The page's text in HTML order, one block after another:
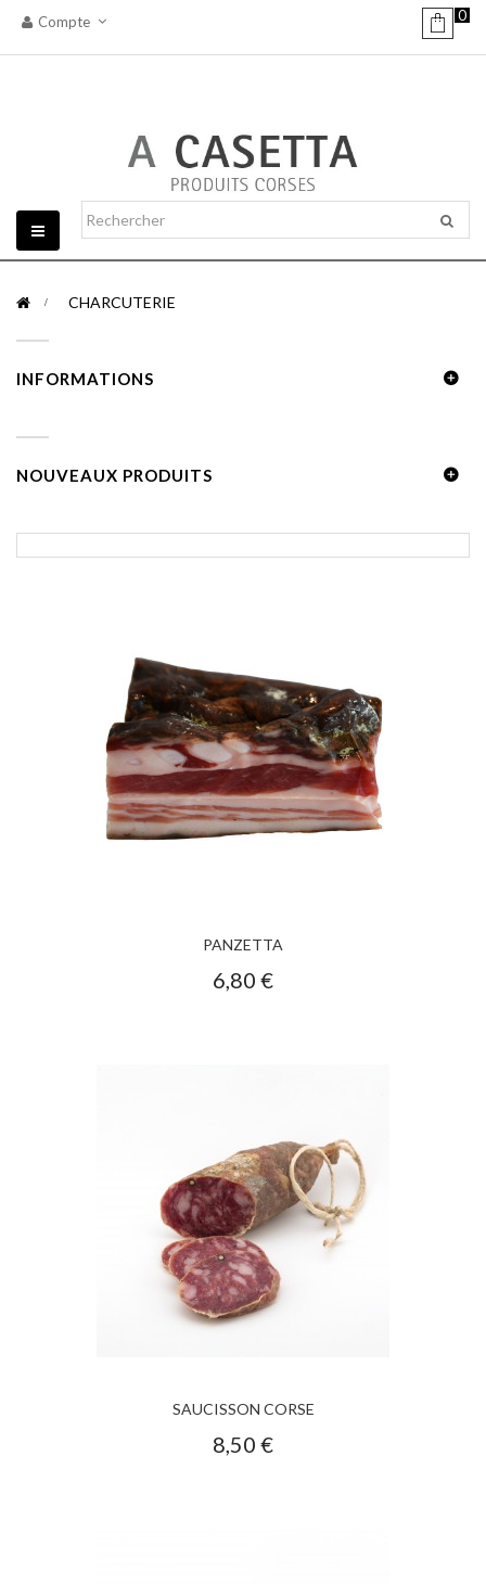
0
Compte
Basculer
la
>
CHARCUTERIE
INFORMATIONS
NOUVEAUX PRODUITS
PANZETTA
6,80 €
SAUCISSON CORSE
8,50 €